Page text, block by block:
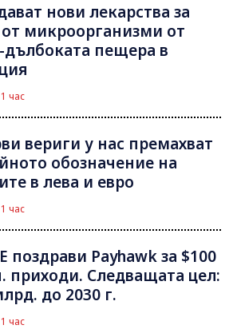
нови лекарства за
от микроорганизми от
дълбоката пещера в
час
вериги у нас премахват
обозначение на
в лева и евро
час
поздрави Payhawk за $100
приходи. Следващата цел:
до 2030 г.
час